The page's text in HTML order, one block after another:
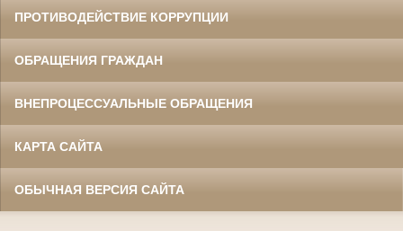
ПРОТИВОДЕЙСТВИЕ КОРРУПЦИИ
ОБРАЩЕНИЯ ГРАЖДАН
ВНЕПРОЦЕССУАЛЬНЫЕ ОБРАЩЕНИЯ
КАРТА САЙТА
ОБЫЧНАЯ ВЕРСИЯ САЙТА